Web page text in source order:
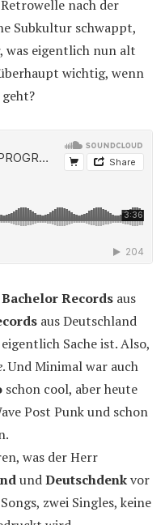
nach der
Subkultur schwappt,
was eigentlich nun alt
wichtig, wenn
Bachelor Records aus
aus Deutschland
Sache ist. Also,
. Und Minimal war auch
schon cool, aber heute
Post Punk und schon
was der Herr
undDeutschdenkvor
zwei Singles, keine